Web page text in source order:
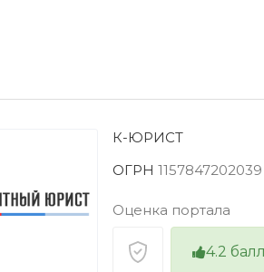
К-ЮРИСТ
ОГРН 1157847202039
Оценка портала
4.2